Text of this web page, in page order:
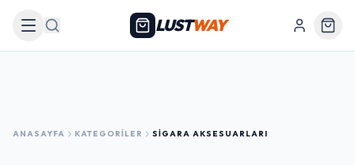
Arama LUSTWAY
ANASAYFA KATEGORILER SIGARA AKSESUARLARI